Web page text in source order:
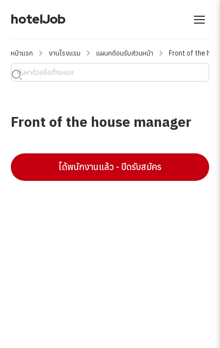
hotelJob
หน้าแรก งานโรงแรม แผนกต้อนรับส่วนหน้า Front of the
Front of the house manager
ได้พนักงานแล้ว - ปิดรับสมัคร